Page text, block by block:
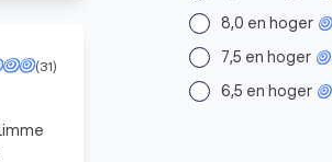
(31)
8,0 en hoger
7,5 en hoger
6,5 en hoger